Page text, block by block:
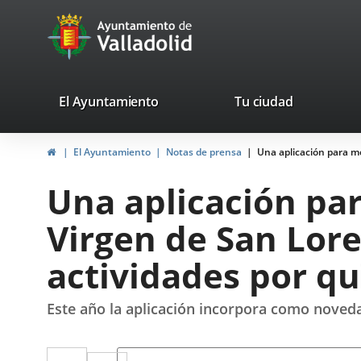
Portal
Web
Ayuntamiento
de
valladolid.es
El Ayuntamiento Tu ciudad
InicioEl Ayuntamiento Notas de prensa Una aplicación para
Una aplicación
Virgen de San
actividades por
Este año la aplicación incorpora como